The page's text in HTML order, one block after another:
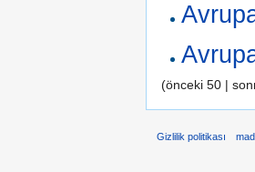
(önceki 50 |
Gizlilik politikası